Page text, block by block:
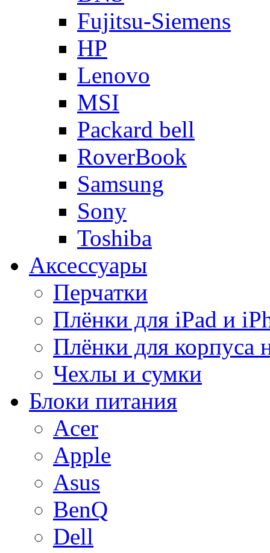
Fujitsu-Siemens
HP
Lenovo
MSI
Packard bell
RoverBook
Samsung
Sony
Toshiba
Аксессуары
Перчатки
Плёнки для iPad и
Плёнки для корпуса
Чехлы и сумки
Блоки питания
Acer
Apple
Asus
BenQ
Dell